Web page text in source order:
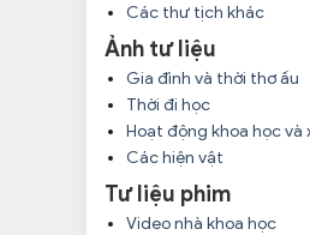
Các thư tịch khác
Ảnh tư liệu
Gia đình và thời thơ ấu
Thời đi học
Hoạt động khoa học và
Các hiện vật
Tư liệu phim
Video nhà khoa học